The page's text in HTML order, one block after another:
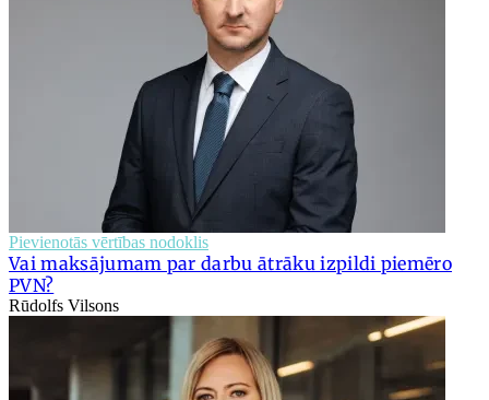
Pievienotās vērtības nodoklis
Vai maksājumam par darbu ātrāku izpildi piemēro
PVN?
Rūdolfs Vilsons